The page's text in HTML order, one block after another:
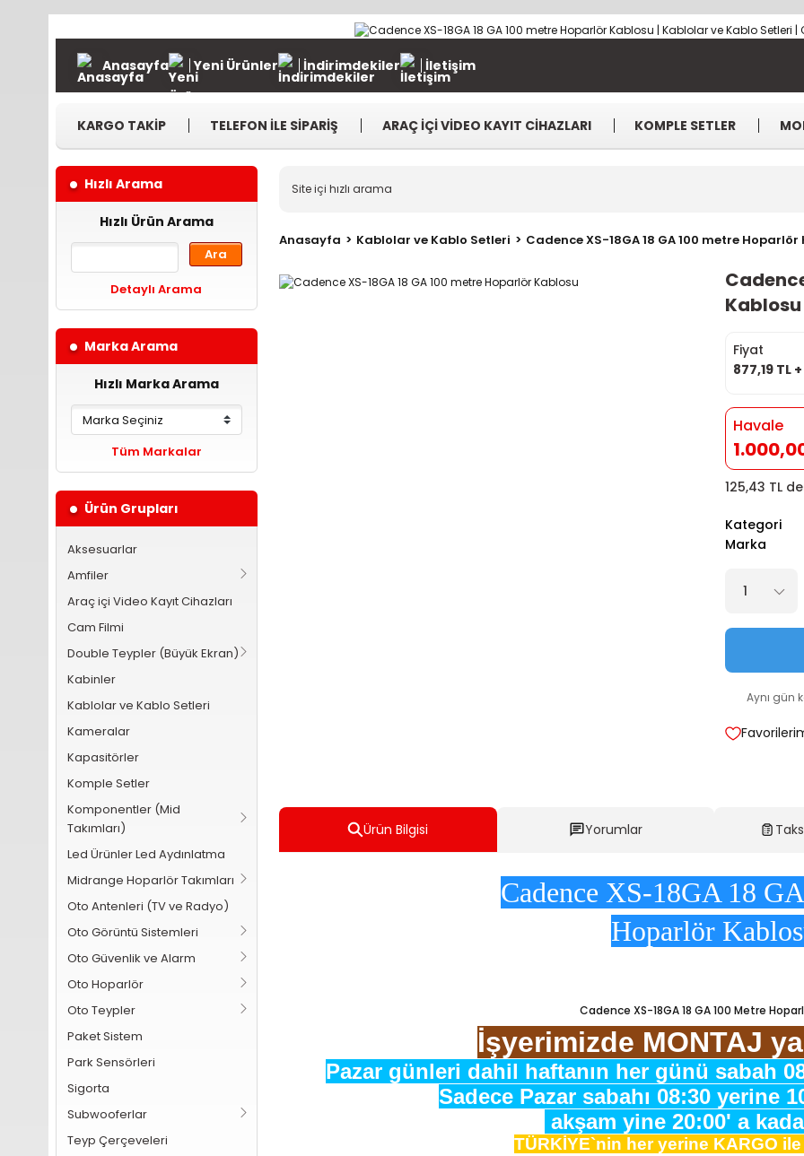
Anasayfa Yeni Ürünler İndirimdekiler İletişim
KARGO TAKİP TELEFON İLE SİPARİŞ ARAÇ İÇİ VİDEO KAYIT CİHAZLARI KOMPLE SETLER
Hızlı Arama
Hızlı Ürün Arama
Ara
Detaylı Arama
Marka Arama
Hızlı Marka Arama
Tüm Markalar
Ürün Grupları
Aksesuarlar
Amfiler
Araç içi Video Kayıt Cihazları
Cam Filmi
Double Teypler (Büyük Ekran)
Kabinler
Kablolar ve Kablo Setleri
Kameralar
Kapasitörler
Komple Setler
Komponentler (Mid
Takımları)
Led Ürünler Led Aydınlatma
Midrange Hoparlör Takımları
Oto Antenleri (TV ve Radyo)
Oto Görüntü Sistemleri
Oto Güvenlik ve Alarm
Oto Hoparlör
Oto Teypler
Paket Sistem
Park Sensörleri
Sigorta
Subwooferlar
Teyp Çerçeveleri
Anasayfa Kablolar ve Kablo Setleri Cadence XS-18GA 18 GA 100 metre Hoparlör
Kablosu
Fiyat
877,19 TL
Havale
125,43 TL
Kategori
Marka
Aynı gün
Ürün Bilgisi Yorumlar
Cadence XS-18GA 18
Hoparlör
Cadence XS-18GA 18 GA 100 Metre
İşyerimizde MONTAJ
Pazar günleri dahil haftanın her günü sabah
Sadece Pazar sabahı 08:30 yerine
akşam yine 20:00' a
TÜRKİYE`nin her yerine KARGO ile